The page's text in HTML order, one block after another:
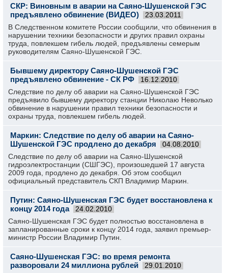
СКР: Виновным в аварии на Саяно-Шушенской ГЭС
предъявлено обвинение (ВИДЕО)
23.03.2011
В Следственном комитете России сообщили, что обвинения в
нарушении техники безопасности и других правил охраны
труда, повлекшем гибель людей, предъявлены семерым
руководителям Саяно-Шушенской ГЭС.
Бывшему директору Саяно-Шушенской ГЭС
предъявлено обвинение - СК РФ
16.12.2010
Следствие по делу об аварии на Саяно-Шушенской ГЭС
предъявило бывшему директору станции Николаю Неволько
обвинение в нарушении правил техники безопасности и
охраны труда, повлекшем гибель людей.
Маркин: Следствие по делу об аварии на Саяно-
Шушенской ГЭС продлено до декабря
04.08.2010
Следствие по делу об аварии на Саяно-Шушенской
гидроэлектростанции (СШГЭС), произошедшей 17 августа
2009 года, продлено до декабря. Об этом сообщил
официальный представитель СКП Владимир Маркин.
Путин: Саяно-Шушенская ГЭС будет восстановлена к
концу 2014 года
24.02.2010
Саяно-Шушенская ГЭС будет полностью восстановлена в
запланированные сроки к концу 2014 года, заявил премьер-
министр России Владимир Путин.
Саяно-Шушенская ГЭС: во время ремонта
разворовали 24 миллиона рублей
29.01.2010